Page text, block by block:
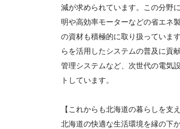
減が求められています。この分野
明や高効率モーターなどの省エネ
の資材も積極的に取り扱っていま
らを活用したシステムの普及に貢
管理システムなど、次世代の電気
トしています。
【これからも北海道の暮らしを支
北海道の快適な生活環境を縁の下